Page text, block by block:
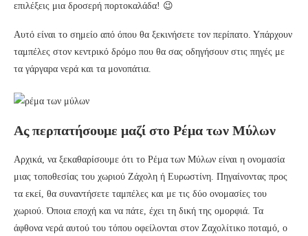
επιλέξεις μια δροσερή πορτοκαλάδα! 😉
Αυτό είναι το σημείο από όπου θα ξεκινήσετε τον περίπατο. Υπάρχουν
ταμπέλες στον κεντρικό δρόμο που θα σας οδηγήσουν στις πηγές με
τα γάργαρα νερά και τα μονοπάτια.
Ας περπατήσουμε μαζί στο Ρέμα των Μύλων
Αρχικά, να ξεκαθαρίσουμε ότι το Ρέμα των Μύλων είναι η ονομασία
μιας τοποθεσίας του χωριού Ζάχολη ή Ευρωστίνη. Πηγαίνοντας προς
τα εκεί, θα συναντήσετε ταμπέλες και με τις δύο ονομασίες του
χωριού. Όποια εποχή και να πάτε, έχει τη δική της ομορφιά. Τα
άφθονα νερά αυτού του τόπου οφείλονται στον Ζαχολίτικο ποταμό, ο